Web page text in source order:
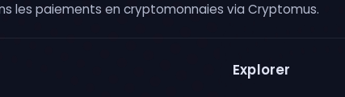
les paiements en cryptomonnaies via Cryptomus.
Explorer